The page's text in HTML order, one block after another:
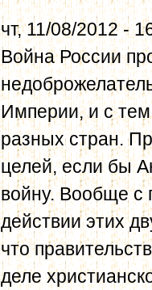
чт, 11/08/2012 -
Война России
Империи, и с тем
разных стран.
целей, если бы
войну. Вообще с
действии этих
что
деле